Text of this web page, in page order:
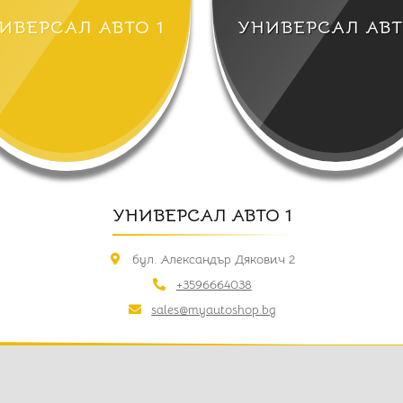
АВТО 1 УНИВЕРСАЛ
УНИВЕРСАЛ АВТО 1
бул. Александър Дякович 2
+3596664038
sales@myautoshop.bg